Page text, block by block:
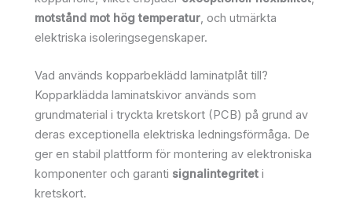
motstånd mot hög temperatur, och utmärkta
elektriska isoleringsegenskaper.
Vad används kopparbeklädd laminatplåt till?
Kopparklädda laminatskivor används som
grundmaterial i tryckta kretskort (PCB) på grund av
deras exceptionella elektriska ledningsförmåga. De
ger en stabil plattform för montering av elektroniska
komponenter och garanti signalintegritet i
kretskort.